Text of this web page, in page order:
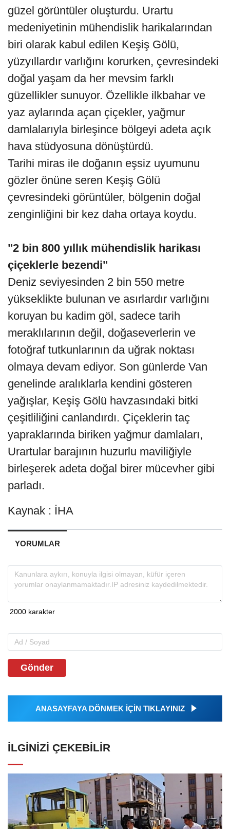
güzel görüntüler oluşturdu. Urartu
medeniyetinin mühendislik harikalarından
biri olarak kabul edilen Keşiş Gölü,
yüzyıllardır varlığını korurken, çevresindeki
doğal yaşam da her mevsim farklı
güzellikler sunuyor. Özellikle ilkbahar ve
yaz aylarında açan çiçekler, yağmur
damlalarıyla birleşince bölgeyi adeta açık
hava stüdyosuna dönüştürdü.
Tarihi miras ile doğanın eşsiz uyumunu
gözler önüne seren Keşiş Gölü
çevresindeki görüntüler, bölgenin doğal
zenginliğini bir kez daha ortaya koydu.
"2 bin 800 yıllık mühendislik harikası
çiçeklerle bezendi"
Deniz seviyesinden 2 bin 550 metre
yükseklikte bulunan ve asırlardır varlığını
koruyan bu kadim göl, sadece tarih
meraklılarının değil, doğaseverlerin ve
fotoğraf tutkunlarının da uğrak noktası
olmaya devam ediyor. Son günlerde Van
genelinde aralıklarla kendini gösteren
yağışlar, Keşiş Gölü havzasındaki bitki
çeşitliliğini canlandırdı. Çiçeklerin taç
yapraklarında biriken yağmur damlaları,
Urartular barajının huzurlu maviliğiyle
birleşerek adeta doğal birer mücevher gibi
parladı.
Kaynak : İHA
YORUMLAR
Gönder
ANASAYFAYA DÖNMEK İÇİN TIKLAYINIZ
İLGINIZI ÇEKEBILIR